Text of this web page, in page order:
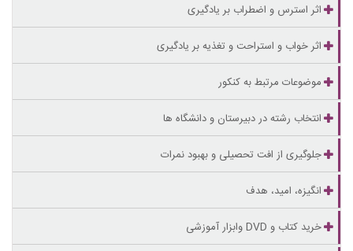
اثر استرس و اضطراب بر یادگیری
اثر خواب و استراحت و تغذیه بر یادگیری
موضوعات مرتبط به کنکور
انتخاب رشته در دبیرستان و دانشگاه ها
جلوگیری از افت تحصیلی و بهبود نمرات
انگیزه، امید، هدف
خرید کتاب و DVD وابزار آموزشی